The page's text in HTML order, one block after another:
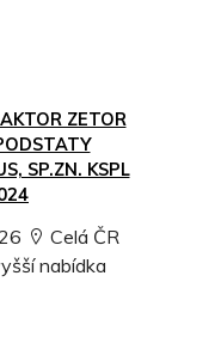
ZETOR
SP.ZN. KSPL
Celá ČR
nabídka